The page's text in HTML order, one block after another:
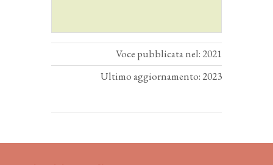
Voce pubblicata nel: 2021
Ultimo aggiornamento: 2023